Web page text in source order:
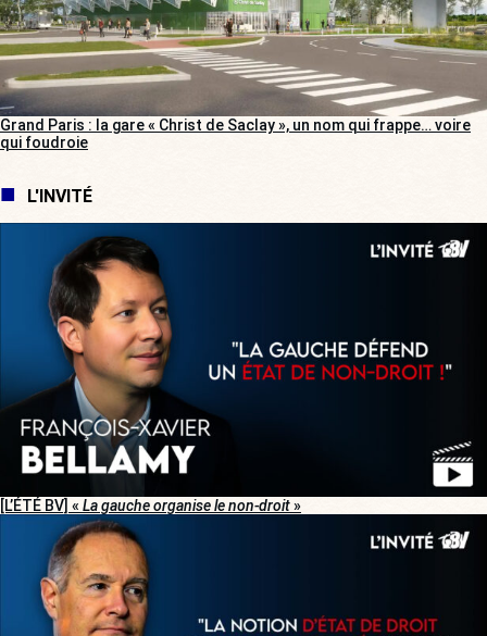
Grand Paris : la gare « Christ de Saclay », un nom qui frappe… voire
qui foudroie
L'INVITÉ
[L’ÉTÉ BV] « La gauche organise le non-droit»